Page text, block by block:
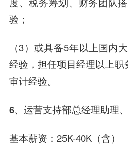
验；
（3）或具备5年以上国内
经验，担任项目经理以上职
审计经验。
6、运营支持部总经理助理
基本薪资：25K-40K（含）